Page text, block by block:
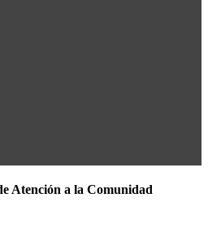
Atención a la Comunidad